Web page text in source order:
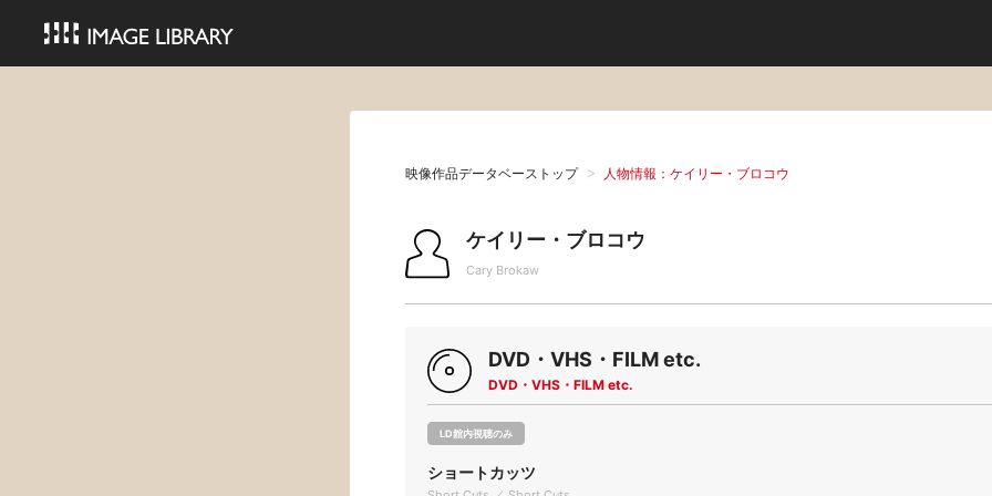
映像作品データベーストップ 人物情報：ケイリー・ブロコウ
ケイリー・ブロコウ
Cary Brokaw
DVD・VHS・FILM etc.
DVD・VHS・FILM etc.
LD館内視聴のみ
ショートカッツ